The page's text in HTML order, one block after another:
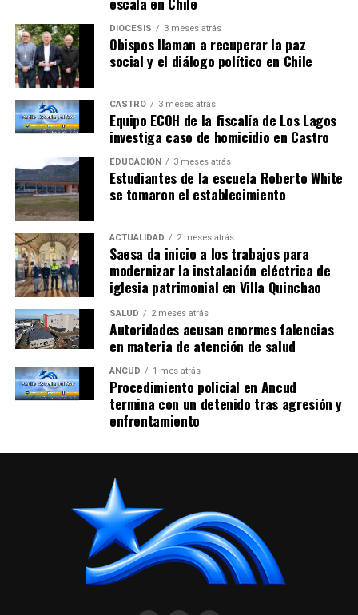
DIÓCESIS 3 meses atrás
Obispos llaman a recuperar la paz
social y el diálogo político en Chile
CASTRO 3 meses atrás
Equipo ECOH de la fiscalía de Los Lagos
investiga caso de homicidio en Castro
EDUCACIÓN 3 meses atrás
Estudiantes de la escuela Roberto White
se tomaron el establecimiento
ACTUALIDAD 2 meses atrás
Saesa da inicio a los trabajos para
modernizar la instalación eléctrica de
iglesia patrimonial en Villa Quinchao
SALUD 2 meses atrás
Autoridades acusan enormes falencias
en materia de atención de salud
ANCUD 1 mes atrás
Procedimiento policial en Ancud
termina con un detenido tras agresión y
enfrentamiento